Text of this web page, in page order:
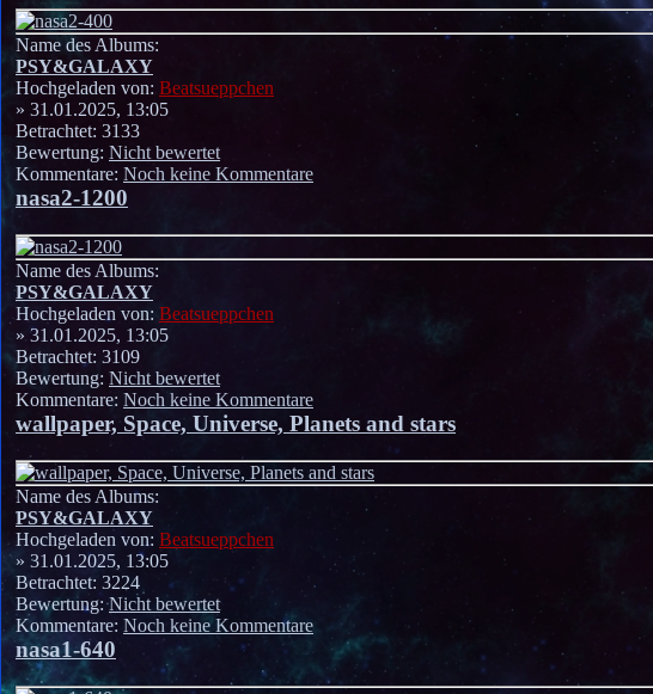
Name des Albums:
PSY&GALAXY
Hochgeladen von: Beatsueppchen
» 31.01.2025, 13:05
Betrachtet: 3133
Bewertung: Nicht bewertet
Kommentare: Noch keine Kommentare
nasa2-1200
Name des Albums:
PSY&GALAXY
Hochgeladen von: Beatsueppchen
» 31.01.2025, 13:05
Betrachtet: 3109
Bewertung: Nicht bewertet
Kommentare: Noch keine Kommentare
wallpaper, Space, Universe, Planets and stars
Name des Albums:
PSY&GALAXY
Hochgeladen von: Beatsueppchen
» 31.01.2025, 13:05
Betrachtet: 3224
Bewertung:Nicht bewertet
Kommentare: Noch keine Kommentare
nasa1-640